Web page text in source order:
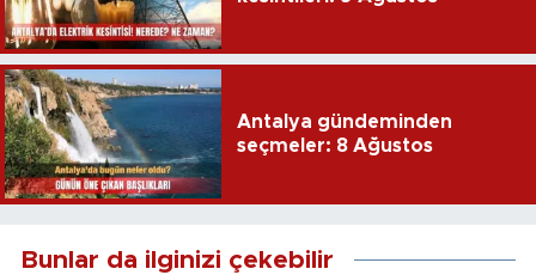
Antalya gündeminden
seçmeler: 8 Ağustos
Bunlar da ilginizi çekebilir